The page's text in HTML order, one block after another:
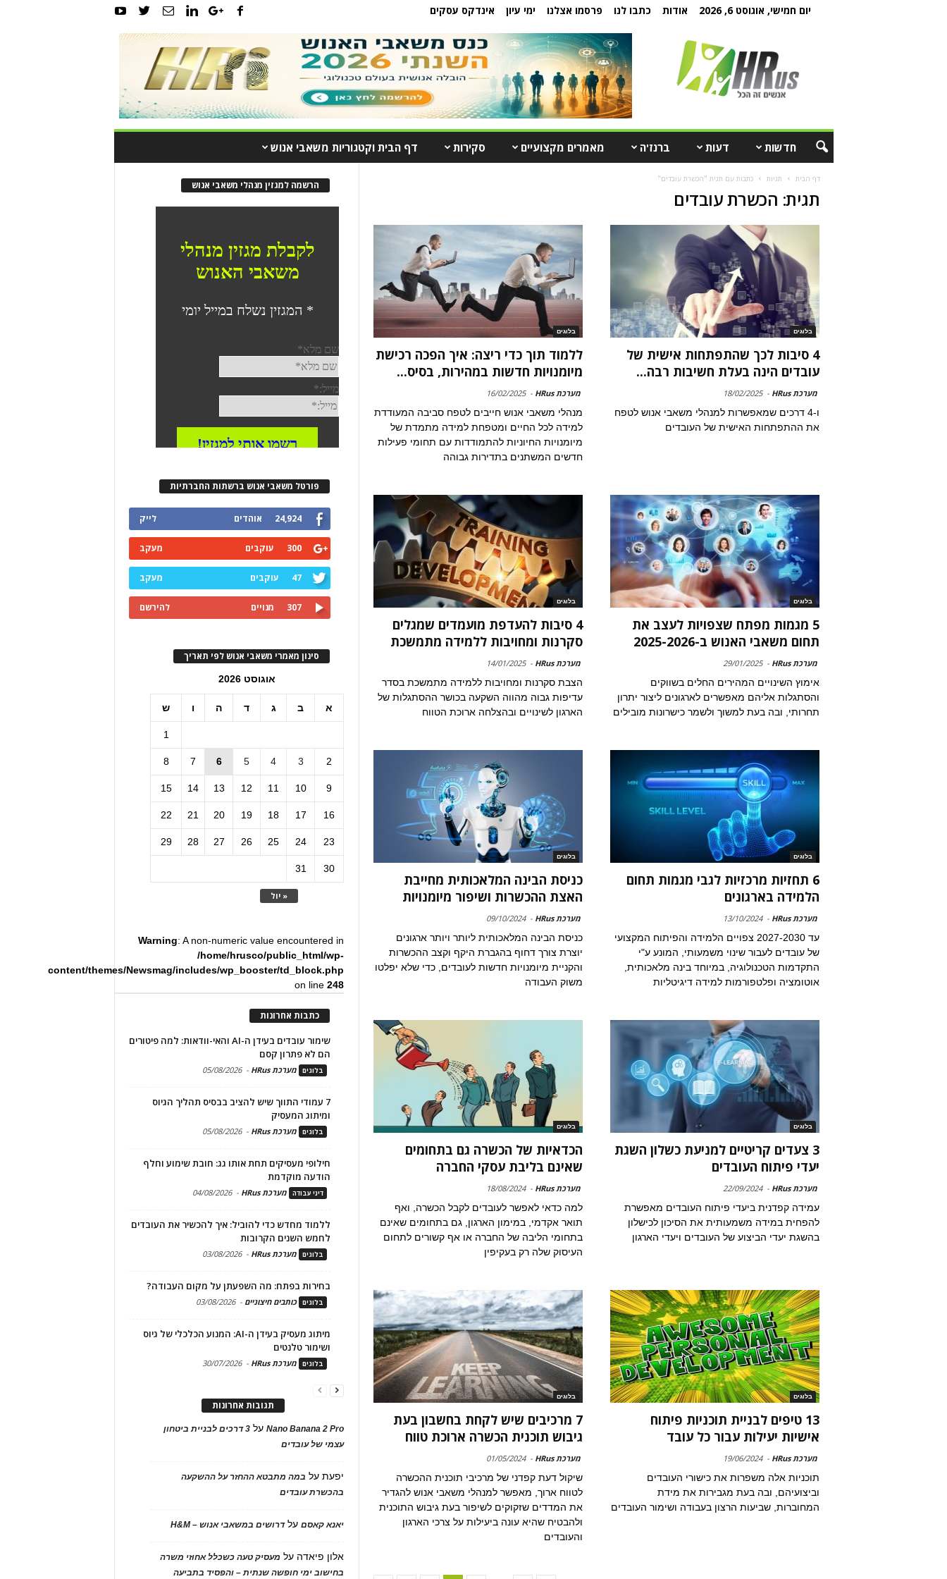
יום חמישי, אוגוסט 6, 2026 אודות כתבו לנו פרסמו אצלנו ימי עיון אינדקס עסקים
חדשות דעות ברנז'ה מאמרים מקצועיים סקירות דף הבית וקטגוריות משאבי אנוש
דף הבית תגיות כתבות עם תגית "הכשרת עובדים"
תגית: הכשרת עובדים
בלוגים
4 סיבות לכך שהתפתחות אישית של
עובדים הינה בעלת חשיבות רבה...
מערכת HRus -
18/02/2025
ו-4 דרכים שמאפשרות למנהלי משאבי אנוש לטפח
את ההתפתחות האישית של העובדים
בלוגים
ללמוד תוך כדי ריצה: איך הפכה רכישת
מיומנויות חדשות במהירות, בסיס...
מערכת HRus -
16/02/2025
מנהלי משאבי אנוש חייבים לטפח סביבה המעודדת
למידה לכל החיים ומטפחת למידה מתמדת של
מיומנויות החיוניות להתמודדות עם תחומי פעילות
חדשים המשתנים בתדירות גבוהה
בלוגים
5 מגמות מפתח שצפויות לעצב את
תחום משאבי האנוש ב-2025-2026
מערכת HRus -
29/01/2025
אימוץ השינויים המהירים החלים בשווקים
והסתגלות אליהם מאפשרים לארגונים ליצור יתרון
תחרותי, ובה בעת למשוך ולשמר כישרונות מובילים
בלוגים
4 סיבות להעדפת מועמדים שמגלים
סקרנות ומחויבות ללמידה מתמשכת
מערכת HRus -
14/01/2025
הצבת סקרנות ומחויבות ללמידה מתמשכת בסדר
עדיפות גבוה מהווה השקעה בכושר ההסתגלות של
הארגון לשינויים ובהצלחה ארוכת הטווח
בלוגים
6 תחזיות מרכזיות לגבי מגמות תחום
הלמידה בארגונים
מערכת HRus -
13/10/2024
עד 2027-2030 צפויים הלמידה והפיתוח המקצועי
של עובדים לעבור שינוי משמעותי, המונע ע"י
התקדמות הטכנולוגיה, במיוחד בינה מלאכותית,
אוטומציה ופלטפורמות למידה דיגיטליות
בלוגים
כניסת הבינה המלאכותית מחייבת
האצת ההכשרות ושיפור מיומנויות
מערכת HRus -
09/10/2024
כניסת הבינה המלאכותית ליותר ויותר ארגונים
יוצרת צורך דחוף בהגברת היקף וקצב ההכשרות
והקניית מיומנויות חדשות לעובדים, כדי שלא יפלטו
משוק העבודה
בלוגים
3 צעדים קריטיים למניעת כשלון השגת
יעדי פיתוח העובדים
מערכת HRus -
22/09/2024
עמידה קפדנית ביעדי פיתוח העובדים מאפשרת
להפחית במידה משמעותית את הסיכון לכישלון
בהשגת יעדי הביצוע של העובדים ויעדי הארגון
בלוגים
הכדאיות של הכשרה גם בתחומים
שאינם בליבת עסקי החברה
מערכת HRus -
18/08/2024
למה כדאי לאפשר לעובדים לקבל הכשרה, ואף
תואר אקדמי, במימון הארגון, גם בתחומים שאינם
בתחומי הליבה של החברה או אף קשורים לתחום
העיסוק שלה רק בעקיפין
בלוגים
13 טיפים לבניית תוכניות פיתוח
אישיות יעילות עבור כל עובד
מערכת HRus -
19/06/2024
תוכניות אלה משפרות את כישורי העובדים
וביצועיהם, ובה בעת מגבירות את מידת
המחוברות, שביעות הרצון בעבודה ושימור העובדים
בלוגים
7 מרכיבים שיש לקחת בחשבון בעת
גיבוש תוכנית הכשרה ארוכת טווח
מערכת HRus -
01/05/2024
שיקול דעת קפדני של מרכיבי תוכנית ההכשרה
לטווח ארוך, מאפשר למנהלי משאבי אנוש להגדיר
את המדדים שזקוקים לשיפור בעת גיבוש התוכנית
ולהבטיח שהיא עונה ביעילות על צרכי הארגון
והעובדים
הרשמה למגזין מנהלי משאבי אנוש
פורטל משאבי אנוש ברשתות החברתיות
24,924 אוהדים לייק
300 עוקבים מעקב
47 עוקבים מעקב
307 מנויים להירשם
סינון מאמרי משאבי אנוש לפי תאריך
אוגוסט 2026
א ב ג ד ה ו ש
« יול
1
2
3
4
5
6
7
8
9
10
11
12
13
14
15
16
17
18
19
20
21
22
23
24
25
26
27
28
29
30
31
Warning: A non-numeric value encountered in
/home/hrusco/public_html/wp-
content/themes/Newsmag/includes/wp_booster/td_block.php
on line248
כתבות אחרונות
שימור עובדים בעידן ה-AI והאי-וודאות: למה פיטורים
הם לא פתרון קסם
בלוגים מערכת HRus -
05/08/2026
7 עמודי התווך שיש להציב בבסיס תהליך הגיוס
ומיתוג המעסיק
בלוגים מערכת HRus -
05/08/2026
חילופי מעסיקים תחת אותו גג: חובת שימוע וחלף
הודעה מוקדמת
דיני עבודה מערכת HRus -
04/08/2026
ללמוד מחדש כדי להוביל: איך להכשיר את העובדים
לחמש השנים הקרובות
בלוגים מערכת HRus -
03/08/2026
בחירות בפתח: מה השפעתן על מקום העבודה?
בלוגים כותבים חיצוניים -
03/08/2026
מיתוג מעסיק בעידן ה-AI: המנוע הכלכלי של גיוס
ושימור טלנטים
בלוגים מערכת HRus -
30/07/2026
תגובות אחרונות
Nano Banana 2 Proעל
3 דרכים לבניית ביטחון
עצמי של עובדים
יפעתעל במה מתבטא ההחזר על ההשקעה
בהכשרת עובדים
יאנא קאסםעלדרושים במשאבי אנוש – H&M
אלון פיאדה על מעסיק טעה כשכלל אחוזי משרה
בחישוב ימי חופשה שנתית – והפסיד בתביעה